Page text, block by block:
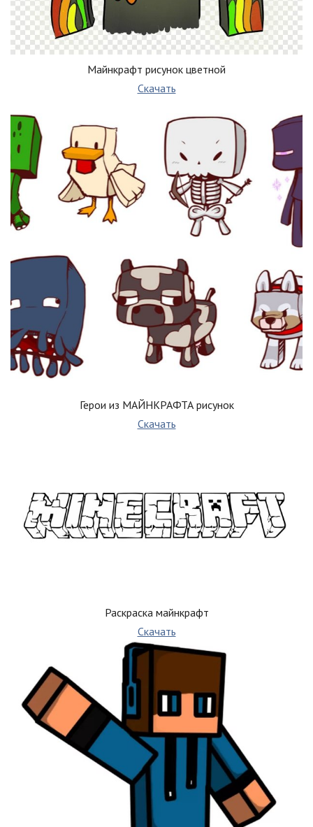
Майнкрафт рисунок цветной
Скачать
Герои из МАЙНКРАФТА рисунок
Скачать
Раскраска майнкрафт
Скачать